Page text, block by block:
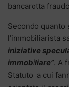
bancarotta
Secondo quanto
l’immobiliarista
iniziative
immobiliare”. A
Statuto, a cui